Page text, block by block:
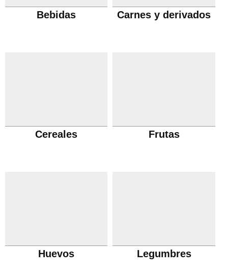
Bebidas Carnes y derivados
Cereales Frutas
Huevos Legumbres